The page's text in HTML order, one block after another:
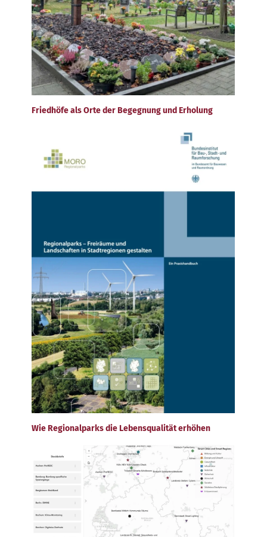
Friedhöfe als Orte der Begegnung und Erholung
Wie Regionalparks die Lebensqualität erhöhen